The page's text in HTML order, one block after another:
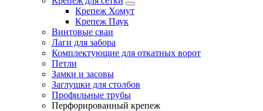
Крепеж Хомут
Крепеж Паук
Винтовые сваи
Лаги для забора
Комплектующие для откатных ворот
Петли
Замки и засовы
Заглушки для столбов
Профильные трубы
Перфорированный крепеж